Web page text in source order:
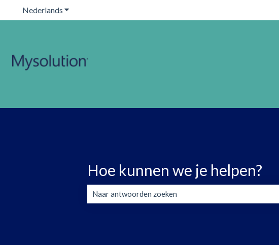
Nederlands Submenu tonen voor vertalingen
Hoe kunnen we je helpen?